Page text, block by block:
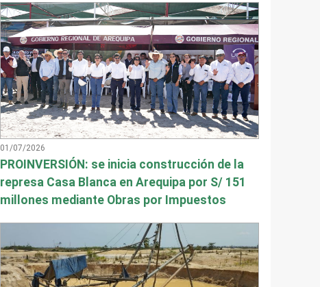
01/07/2026
PROINVERSIÓN: se inicia construcción de la
represa Casa Blanca en Arequipa por S/ 151
millones mediante Obras por Impuestos